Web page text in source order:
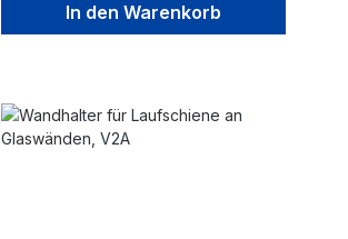
In den Warenkorb